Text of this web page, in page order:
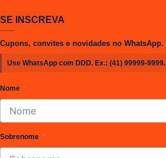
SE INSCREVA
Cupons, convites e novidades no WhatsApp.
Use WhatsApp com DDD. Ex.: (41) 99999-9999.
Nome
Sobrenome